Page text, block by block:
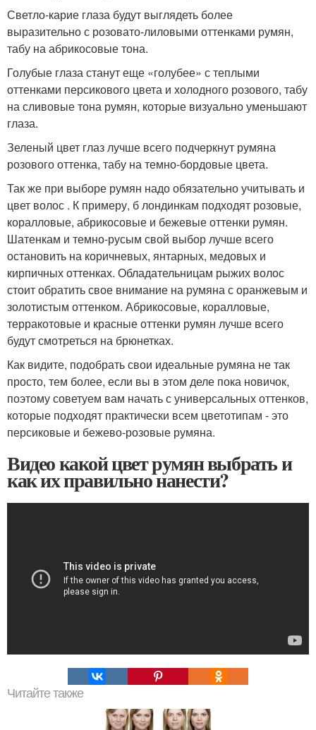
Светло-карие глаза будут выглядеть более
выразительно с розовато-лиловыми оттенками румян,
табу на абрикосовые тона.
Голубые глаза станут еще «голубее» с теплыми
оттенками персикового цвета и холодного розового, табу
на сливовые тона румян, которые визуально уменьшают
глаза.
Зеленый цвет глаз лучше всего подчеркнут румяна
розового оттенка, табу на темно-бордовые цвета.
Так же при выборе румян надо обязательно учитывать и
цвет волос . К примеру, б лондинкам подходят розовые,
коралловые, абрикосовые и бежевые оттенки румян.
Шатенкам и темно-русым свой выбор лучше всего
остановить на коричневых, янтарных, медовых и
кирпичных оттенках. Обладательницам рыжих волос
стоит обратить свое внимание на румяна с оранжевым и
золотистым оттенком. Абрикосовые, коралловые,
терракотовые и красные оттенки румян лучше всего
будут смотреться на брюнетках.
Как видите, подобрать свои идеальные румяна не так
просто, тем более, если вы в этом деле пока новичок,
поэтому советуем вам начать с универсальных оттенков,
которые подходят практически всем цветотипам - это
персиковые и бежево-розовые румяна.
Видео какой цвет румян выбрать и
как их правильно нанести?
Читайте также